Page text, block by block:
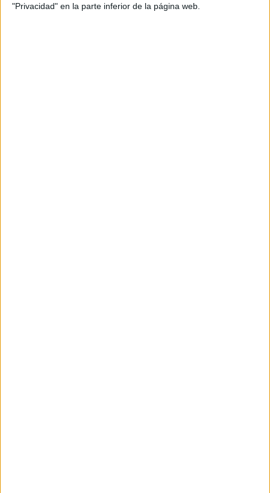
"Privacidad" en la parte inferior de la página web.